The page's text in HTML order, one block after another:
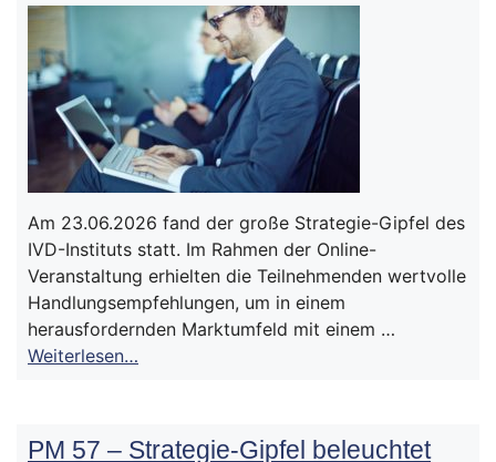
Am 23.06.2026 fand der große Strategie-Gipfel des
IVD-Instituts statt. Im Rahmen der Online-
Veranstaltung erhielten die Teilnehmenden wertvolle
Handlungsempfehlungen, um in einem
herausfordernden Marktumfeld mit einem …
Weiterlesen…
PM 57 – Strategie-Gipfel beleuchtet